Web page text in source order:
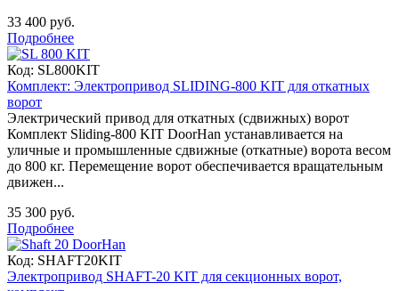
33 400 руб.
Подробнее
Код: SL800KIT
Комплект: Электропривод SLIDING-800 KIT для откатных
ворот
Электрический привод для откатных (сдвижных) ворот
Комплект Sliding-800 KIT DoorHan устанавливается на
уличные и промышленные сдвижные (откатные) ворота весом
до 800 кг. Перемещение ворот обеспечивается вращательным
движен...
35 300 руб.
Подробнее
Код: SHAFT20KIT
Электропривод SHAFT-20 KIT для секционных ворот,